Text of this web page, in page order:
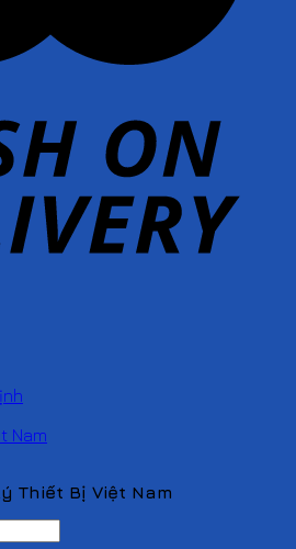
Nam
Thiết Bị Việt Nam